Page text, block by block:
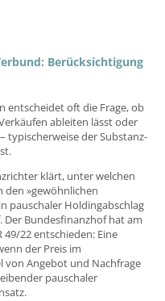
Berücksichtigung
entscheidet oft die Frage, ob
ableiten lässt oder
typischerweise der Substanz-
klärt, unter welchen
den »gewöhnlichen
pauschaler Holdingabschlag
Bundesfinanzhof hat am
49/22 entschieden: Eine
der Preis im
von Angebot und Nachfrage
pauschaler